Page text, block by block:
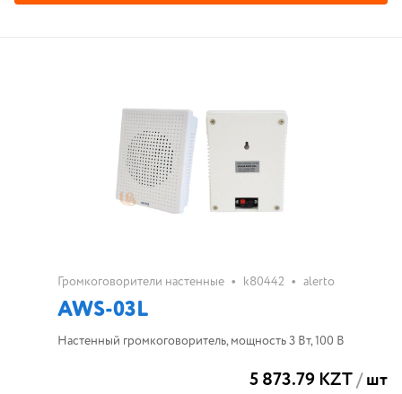
Громкоговорители настенные • k80442 • alerto
AWS-03L
Настенный громкоговоритель, мощность 3 Вт, 100 В
5 873.79 KZT/шт